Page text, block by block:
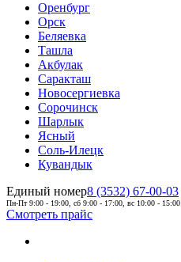
Оренбург
Орск
Беляевка
Ташла
Акбулак
Саракташ
Новосергиевка
Сорочинск
Шарлык
Ясный
Соль-Илецк
Кувандык
Единый номер8 (3532) 67-00-03
Пн-Пт 9:00 - 19:00, сб 9:00 - 17:00, вс 10:00 - 15:00
Смотреть прайс